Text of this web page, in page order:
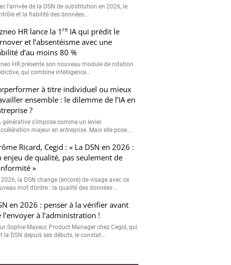
l’arrivée de la DSN de substitution en 2026, le
et la fiabilité des données...
HR lance la 1 reIA qui prédit le
et l’absentéisme avec une
d’au moins 80 %
HR présente son nouveau module de rotation
qui combine intelligence...
à titre individuel ou mieux
ensemble : le dilemme de l’IA en
?
générative s’impose comme un levier
majeur en entreprise. Mais elle pose...
Ricard, Cegid : « La DSN en 2026 :
enjeu de qualité, pas seulement de
»
2026, la DSN change (encore) de visage avec ce
mot d’ordre : la qualité des données ...
en 2026 : penser à la vérifier avant
l’envoyer à l’administration !
Sophie Mayeur, Product Manager chez Cegid, qui
la DSN depuis ses débuts, le constat...